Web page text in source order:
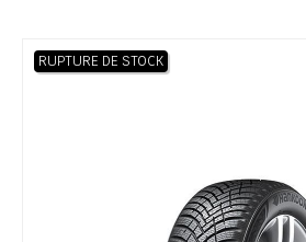
RUPTURE DE STOCK